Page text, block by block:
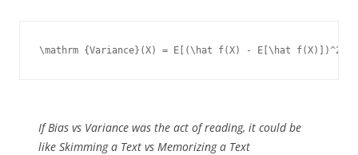
\mathrm {Variance}(X) = E[(\hat f(X) - E[\hat f(X)])^2]
If Bias vs Variance was the act of reading, it could be
like Skimming a Text vs Memorizing a Text